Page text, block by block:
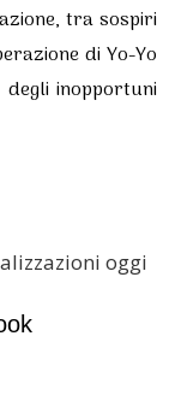
tra sospiri
di Yo-Yo
degli inopportuni
oggi